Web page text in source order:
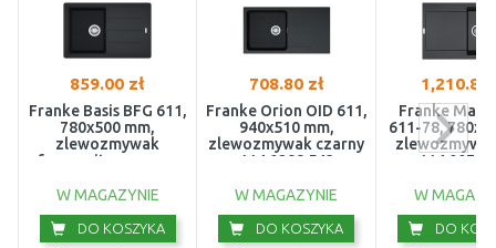
859.00 zł
Franke Basis BFG 611,
780x500 mm,
zlewozmywak
fragranitowy, onyx
W MAGAZYNIE
DO KOSZYKA
708.80 zł
Franke Orion OID 611,
940x510 mm,
zlewozmywak czarny
114.0288.543
W MAGAZYNIE
DO KOSZYKA
1,210.81
Franke Maris
611-78,
W
DO